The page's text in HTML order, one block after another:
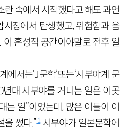
란 속에서 시작했다고 해도 과언
장에서 탄생했고, 위험함과 음
혼성적 공간이야말로 전후 일
서는‘J문학’또는‘시부야계 문
대 시부야를 거니는 일은 이곳
일”이었는데, 많은 이들이 이
을 썼다.”1시부야가 일본문학에